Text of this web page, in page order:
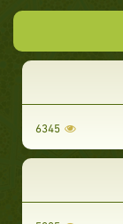
6345